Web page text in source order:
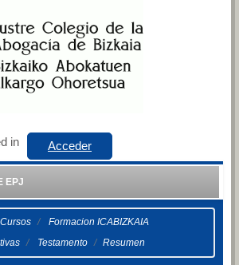
in Acceder
EPJ
Cursos
Formacion ICABIZKAIA
Testamento Resumen